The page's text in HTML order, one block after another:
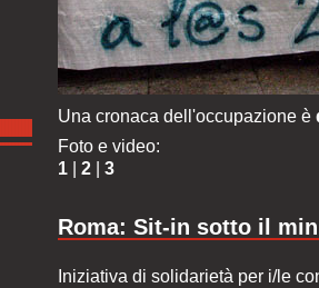
Una cronaca dell'occupazione è
Foto e video:
1| 2| 3
Roma: Sit-in sotto il
Iniziativa di solidarietà per i/le